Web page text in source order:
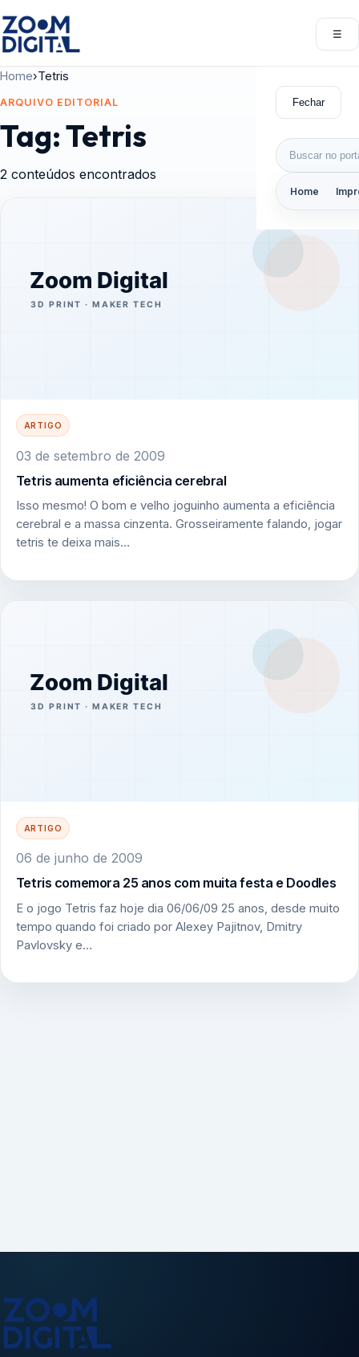
☰
Fechar
Buscar por:
Home
Home›Tetris
ARQUIVO EDITORIAL
Tag:Tetris
2 conteúdos encontrados
ARTIGO
03 de setembro de 2009
Tetris aumenta eficiência cerebral
Isso mesmo! O bom e velho joguinho aumenta a eficiência
cerebral e a massa cinzenta. Grosseiramente falando, jogar
tetris te deixa mais…
ARTIGO
06 de junho de 2009
Tetris comemora 25 anos com muita festa e Doodles
E o jogo Tetris faz hoje dia 06/06/09 25 anos, desde muito
tempo quando foi criado por Alexey Pajitnov, Dmitry
Pavlovsky e…